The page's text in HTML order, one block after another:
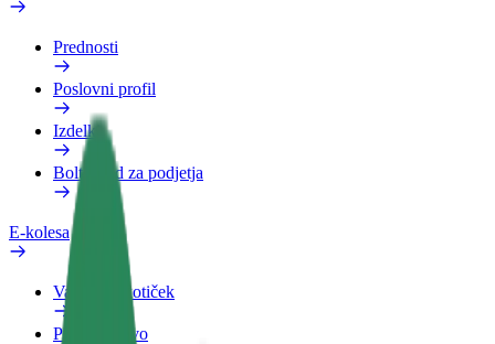
Prednosti
Poslovni profil
Izdelki
Bolt Food za podjetja
E-kolesa
Varnostni kotiček
Prijavi težavo